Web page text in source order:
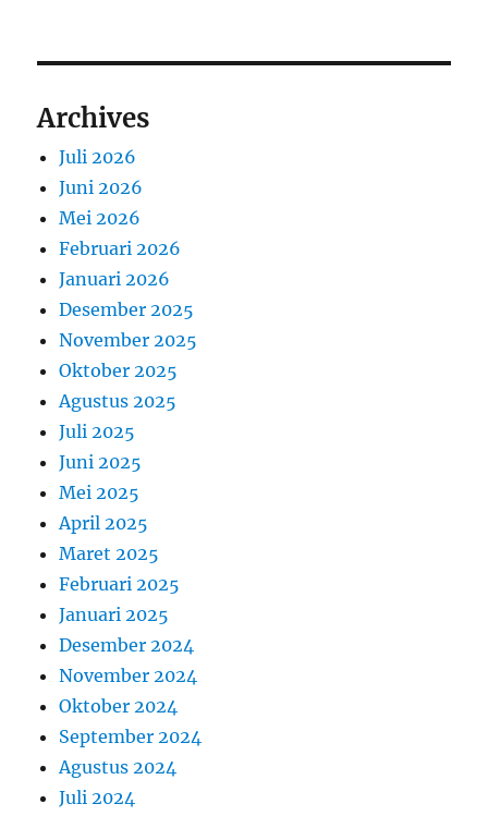
Archives
Juli 2026
Juni 2026
Mei 2026
Februari 2026
Januari 2026
Desember 2025
November 2025
Oktober 2025
Agustus 2025
Juli 2025
Juni 2025
Mei 2025
April 2025
Maret 2025
Februari 2025
Januari 2025
Desember 2024
November 2024
Oktober 2024
September 2024
Agustus 2024
Juli 2024